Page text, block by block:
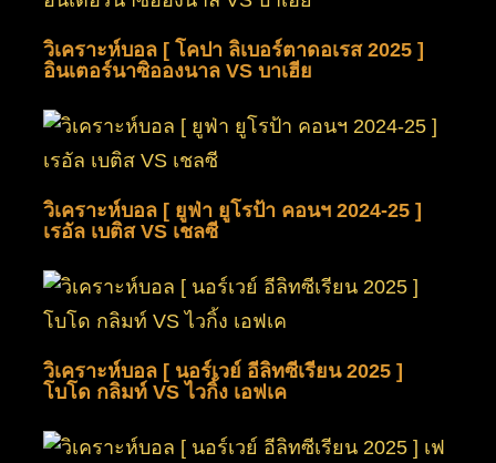
วิเคราะห์บอล [ โคปา ลิเบอร์ตาดอเรส 2025 ]
อินเตอร์นาซิอองนาล VS บาเฮีย
วิเคราะห์บอล [ ยูฟ่า ยูโรป้า คอนฯ 2024-25 ]
เรอัล เบติส VS เชลซี
วิเคราะห์บอล [ นอร์เวย์ อีลิทซีเรียน 2025 ]
โบโด กลิมท์ VS ไวกิ้ง เอฟเค